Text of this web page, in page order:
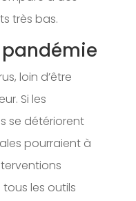
très bas.
pandémie
loin d’être
Si les
se détériorent
pourraient à
tous les outils